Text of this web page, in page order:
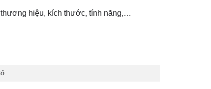
hiệu, kích thước, tính năng,…